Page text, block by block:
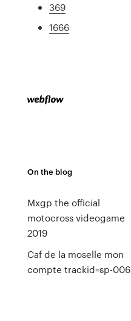
369
1666
On the blog
Mxgp the official
motocross videogame
2019
Caf de la moselle mon
compte trackid=sp-006